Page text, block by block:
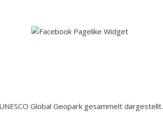
Global Geopark gesammelt dargestellt.